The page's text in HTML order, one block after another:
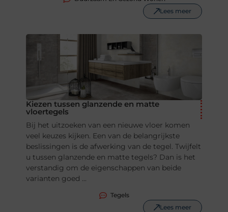
Lees meer
Kiezen tussen glanzende en matte
vloertegels
Bij het uitzoeken van een nieuwe vloer komen
veel keuzes kijken. Een van de belangrijkste
beslissingen is de afwerking van de tegel. Twijfelt
u tussen glanzende en matte tegels? Dan is het
verstandig om de eigenschappen van beide
varianten goed ...
Tegels
Lees meer